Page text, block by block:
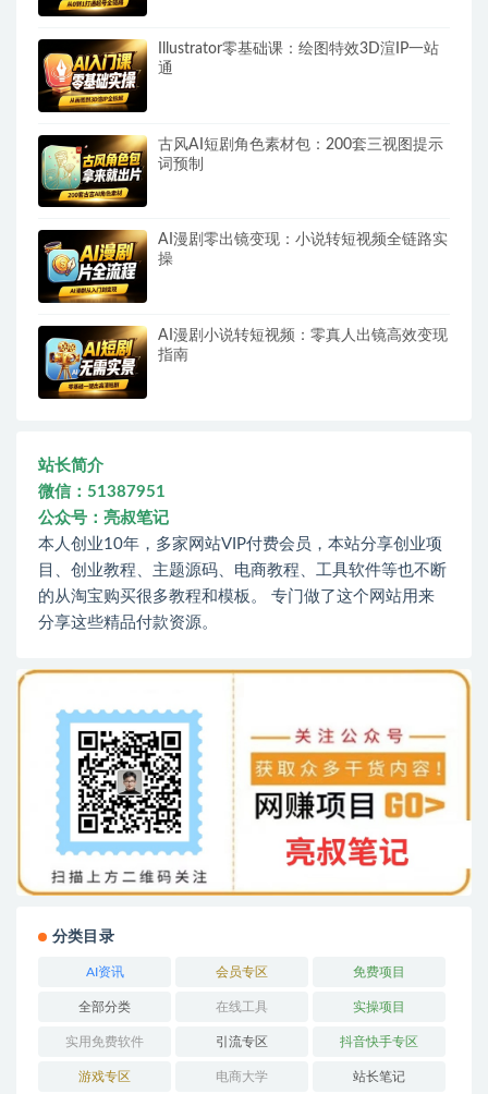
Illustrator零基础课：绘图特效3D渲IP一站
通
古风AI短剧角色素材包：200套三视图提示
词预制
AI漫剧零出镜变现：小说转短视频全链路实
操
AI漫剧小说转短视频：零真人出镜高效变现
指南
站长简介
微信：51387951
公众号：亮叔笔记
本人创业10年，多家网站VIP付费会员，本站分享创业项
目、创业教程、主题源码、电商教程、工具软件等也不断
的从淘宝购买很多教程和模板。 专门做了这个网站用来
分享这些精品付款资源。
分类目录
AI资讯 会员专区 免费项目
全部分类 在线工具 实操项目
实用免费软件 引流专区 抖音快手专区
游戏专区 电商大学 站长笔记